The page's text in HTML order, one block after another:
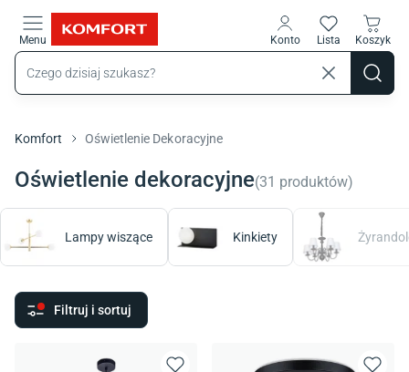
Menu Konto Lista Koszyk
Komfort Oświetlenie Dekoracyjne
Oświetlenie dekoracyjne(31 produktów)
Lampy wiszące Kinkiety
Filtruj i sortuj